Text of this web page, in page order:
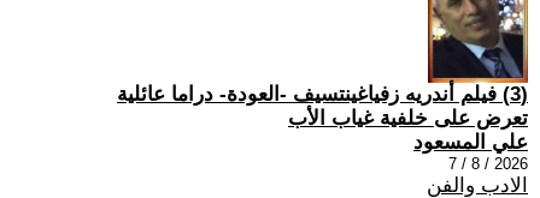
(3) فيلم أندريه زفياغينتسيف -العودة- دراما عائلية
تعرض على خلفية غياب الأب
علي المسعود
2026 / 8 / 7
الادب والفن